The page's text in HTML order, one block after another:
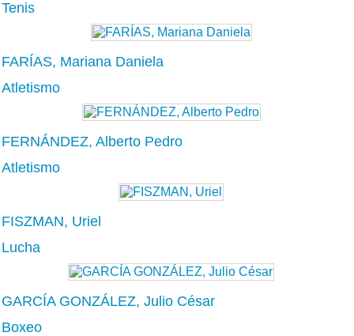
Tenis
FARÍAS, Mariana Daniela
Atletismo
FERNÁNDEZ, Alberto Pedro
Atletismo
FISZMAN, Uriel
Lucha
GARCÍA GONZÁLEZ, Julio César
Boxeo